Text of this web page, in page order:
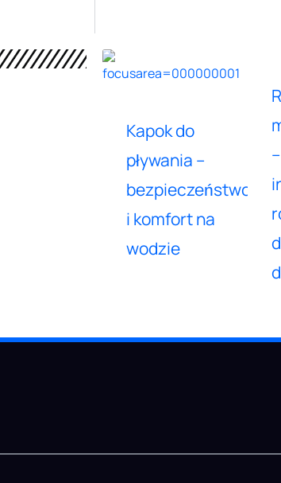
Kapok do
pływania –
bezpieczeństwo
i komfort na
wodzie
–